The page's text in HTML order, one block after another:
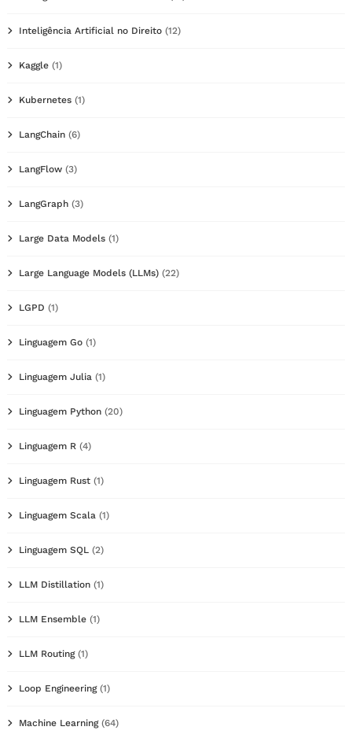
Inteligência Artificial no Direito (12)
Kaggle (1)
Kubernetes (1)
LangChain (6)
LangFlow (3)
LangGraph (3)
Large Data Models (1)
Large Language Models (LLMs) (22)
LGPD (1)
Linguagem Go (1)
Linguagem Julia (1)
Linguagem Python (20)
Linguagem R (4)
Linguagem Rust (1)
Linguagem Scala (1)
Linguagem SQL (2)
LLM Distillation (1)
LLM Ensemble (1)
LLM Routing(1)
Loop Engineering(1)
Machine Learning(64)